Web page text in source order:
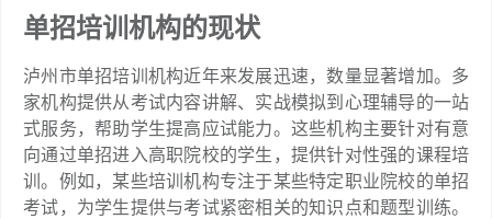
单招培训机构的现状
泸州市单招培训机构近年来发展迅速，数量显著增加。多
家机构提供从考试内容讲解、实战模拟到心理辅导的一站
式服务，帮助学生提高应试能力。这些机构主要针对有意
向通过单招进入高职院校的学生，提供针对性强的课程培
训。例如，某些培训机构专注于某些特定职业院校的单招
考试，为学生提供与考试紧密相关的知识点和题型训练。